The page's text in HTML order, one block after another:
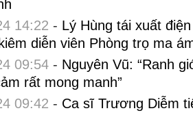
14:22 - Lý Hùng tái xuất
diễn viên Phòng trọ ma
09:54- Nguyên Vũ: “Ranh
rất mong manh”
09:42 - Ca sĩ Trương Diễm